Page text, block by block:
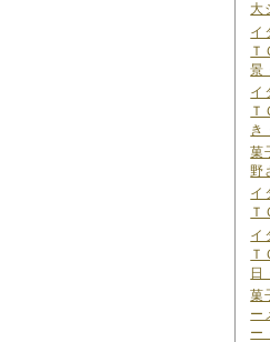
大
イ
景
イ
き
菓
野
イ
イ
日
菓
ー
ー